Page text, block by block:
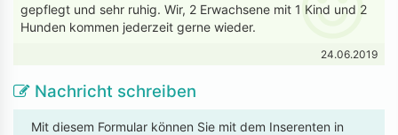
gepflegt und sehr ruhig. Wir, 2 Erwachsene mit 1 Kind und 2
Hunden kommen jederzeit gerne wieder.
24.06.2019
Nachricht schreiben
Mit diesem Formular können Sie mit dem Inserenten in